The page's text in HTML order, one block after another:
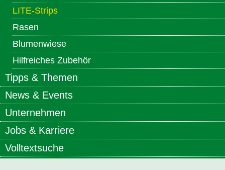
LITE-Strips
Rasen
Blumenwiese
Hilfreiches Zubehör
Tipps & Themen
News & Events
Unternehmen
Jobs & Karriere
Volltextsuche